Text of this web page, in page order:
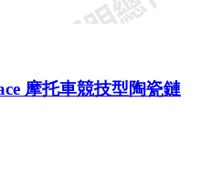
摩托車競技型陶瓷鏈